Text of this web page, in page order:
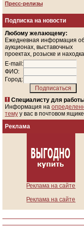
Пресс-релизы
Подписка на новости
Любому желающему:
Ежедневная информация
аукционах, выставочных
проектах, розыске и
E-mail:
ФИО:
Город:
Специалисту для
Информация на
тему у вас в почтовом
Реклама
Реклама на сайте
Реклама на сайте